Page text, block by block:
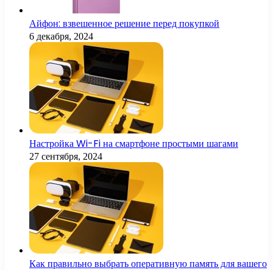
Айфон: взвешенное решение перед покупкой
6 декабря, 2024
Настройка Wi-Fi на смартфоне простыми шагами
27 сентября, 2024
Как правильно выбрать оперативную память для вашего